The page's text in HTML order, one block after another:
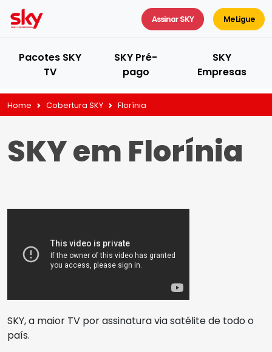
Assinar SKY Me Ligue
Pacotes SKY
TV
SKY Pré-
pago
SKY
Empresas
Home Cobertura SKY Florínia
SKY em Florínia
SKY, a maior TV por assinatura via satélite de todo o
país.